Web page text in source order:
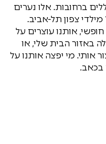
ברחובות. אלו נערים
שהמדינה מתקצבת אותם פי-10 מילדי צפון תל-אביב.
אותנו עוצרים על
באזור הבית שלי, או
אותי. מי יפצה אותנו על
בכאב.